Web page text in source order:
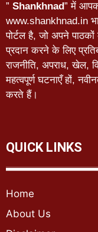
” Shankhnad” में
www.shankhnad.in
पोर्टल है, जो अपने
प्रदान करने के लिए
राजनीति, अपराध, खेल,
महत्वपूर्ण घटनाएँ हों,
करते हैं।
QUICK LINKS
Home
About Us